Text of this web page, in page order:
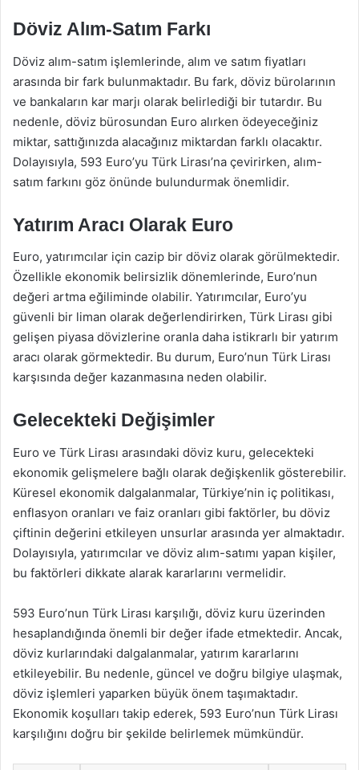
Döviz Alım-Satım Farkı
Döviz alım-satım işlemlerinde, alım ve satım fiyatları
arasında bir fark bulunmaktadır. Bu fark, döviz bürolarının
ve bankaların kar marjı olarak belirlediği bir tutardır. Bu
nedenle, döviz bürosundan Euro alırken ödeyeceğiniz
miktar, sattığınızda alacağınız miktardan farklı olacaktır.
Dolayısıyla, 593 Euro’yu Türk Lirası’na çevirirken, alım-
satım farkını göz önünde bulundurmak önemlidir.
Yatırım Aracı Olarak Euro
Euro, yatırımcılar için cazip bir döviz olarak görülmektedir.
Özellikle ekonomik belirsizlik dönemlerinde, Euro’nun
değeri artma eğiliminde olabilir. Yatırımcılar, Euro’yu
güvenli bir liman olarak değerlendirirken, Türk Lirası gibi
gelişen piyasa dövizlerine oranla daha istikrarlı bir yatırım
aracı olarak görmektedir. Bu durum, Euro’nun Türk Lirası
karşısında değer kazanmasına neden olabilir.
Gelecekteki Değişimler
Euro ve Türk Lirası arasındaki döviz kuru, gelecekteki
ekonomik gelişmelere bağlı olarak değişkenlik gösterebilir.
Küresel ekonomik dalgalanmalar, Türkiye’nin iç politikası,
enflasyon oranları ve faiz oranları gibi faktörler, bu döviz
çiftinin değerini etkileyen unsurlar arasında yer almaktadır.
Dolayısıyla, yatırımcılar ve döviz alım-satımı yapan kişiler,
bu faktörleri dikkate alarak kararlarını vermelidir.
593 Euro’nun Türk Lirası karşılığı, döviz kuru üzerinden
hesaplandığında önemli bir değer ifade etmektedir. Ancak,
döviz kurlarındaki dalgalanmalar, yatırım kararlarını
etkileyebilir. Bu nedenle, güncel ve doğru bilgiye ulaşmak,
döviz işlemleri yaparken büyük önem taşımaktadır.
Ekonomik koşulları takip ederek, 593 Euro’nun Türk Lirası
karşılığını doğru bir şekilde belirlemek mümkündür.